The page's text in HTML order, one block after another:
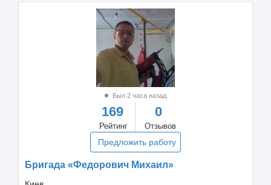
Был 2 часа назад
169
Рейтинг
0
Отзывов
Предложить работу
Бригада «Федорович Михаил»